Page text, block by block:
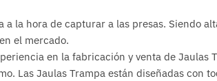
a la hora de capturar a las presas. Siendo
el mercado.
en la fabricación y venta de
Las Jaulas Trampa están diseñadas